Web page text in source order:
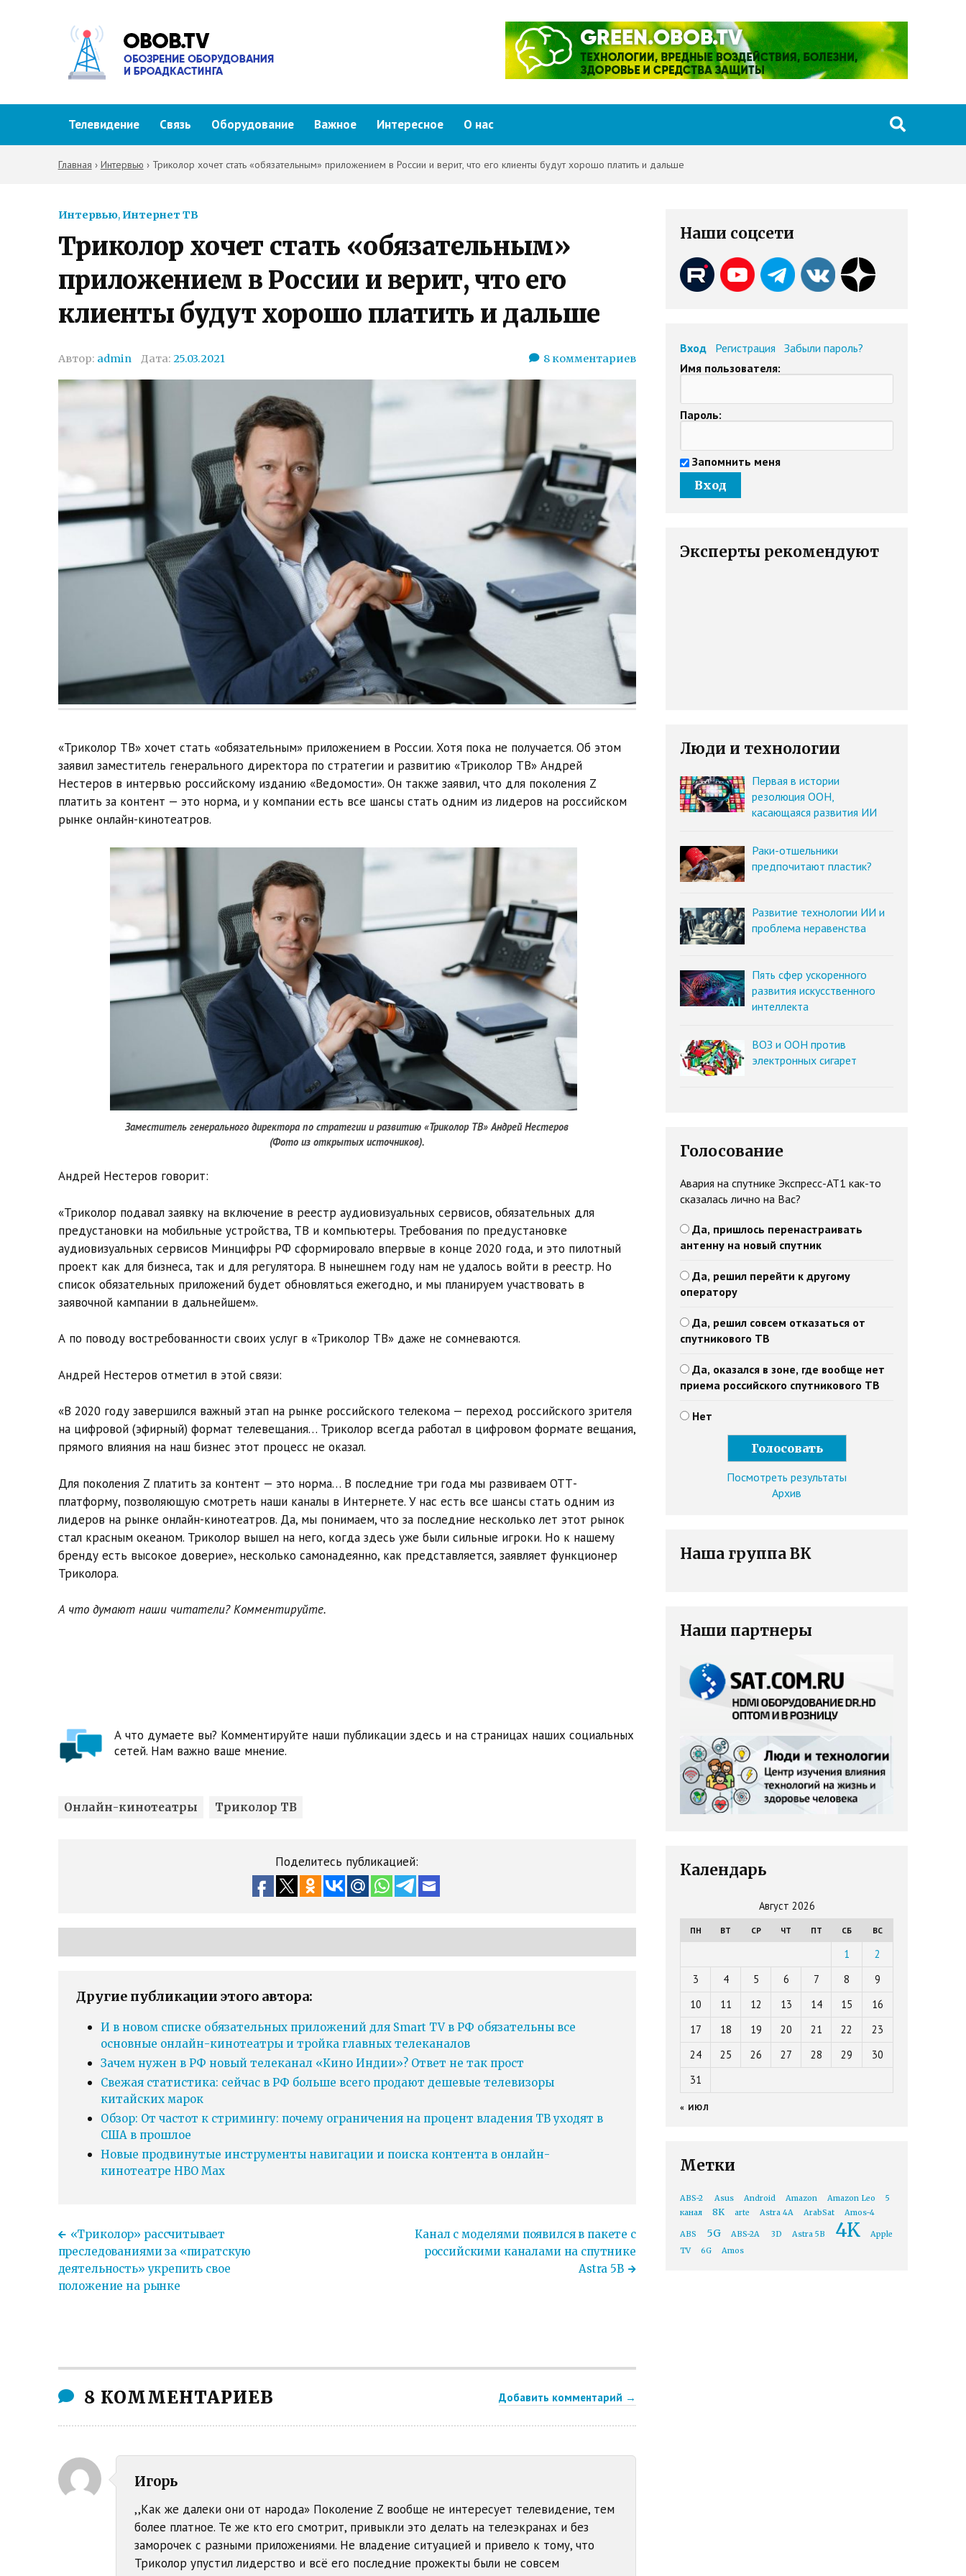
Телевидение Связь Оборудование Важное Интересное О нас
Главная › Интервью › Триколор хочет стать «обязательным» приложением в России и верит, что его клиенты будут хорошо платить и дальше
Интервью, Интернет ТВ
Триколор хочет стать «обязательным»
приложением в России и верит, что его
клиенты будут хорошо платить и дальше
Автор: admin Дата: 25.03.2021 8комментариев
«Триколор ТВ» хочет стать «обязательным» приложением в России. Хотя пока не получается. Об этом
заявил заместитель генерального директора по стратегии и развитию «Триколор ТВ» Андрей
Нестеров в интервью российскому изданию «Ведомости». Он также заявил, что для поколения Z
платить за контент — это норма, и у компании есть все шансы стать одним из лидеров на российском
рынке онлайн-кинотеатров.
Заместитель генерального директора по стратегии и развитию «Триколор ТВ» Андрей Нестеров
(Фото из открытых источников).
Андрей Нестеров говорит:
«Триколор подавал заявку на включение в реестр аудиовизуальных сервисов, обязательных для
предустановки на мобильные устройства, ТВ и компьютеры. Требования по предустановке
аудиовизуальных сервисов Минцифры РФ сформировало впервые в конце 2020 года, и это пилотный
проект как для бизнеса, так и для регулятора. В нынешнем году нам не удалось войти в реестр. Но
список обязательных приложений будет обновляться ежегодно, и мы планируем участвовать в
заявочной кампании в дальнейшем».
А по поводу востребованности своих услуг в «Триколор ТВ» даже не сомневаются.
Андрей Нестеров отметил в этой связи:
«В 2020 году завершился важный этап на рынке российского телекома — переход российского зрителя
на цифровой (эфирный) формат телевещания… Триколор всегда работал в цифровом формате вещания,
прямого влияния на наш бизнес этот процесс не оказал.
Для поколения Z платить за контент — это норма… В последние три года мы развиваем ОТТ-
платформу, позволяющую смотреть наши каналы в Интернете. У нас есть все шансы стать одним из
лидеров на рынке онлайн-кинотеатров. Да, мы понимаем, что за последние несколько лет этот рынок
стал красным океаном. Триколор вышел на него, когда здесь уже были сильные игроки. Но к нашему
бренду есть высокое доверие», несколько самонадеянно, как представляется, заявляет функционер
Триколора.
А что думают наши читатели? Комментируйте.
А что думаете вы? Комментируйте наши публикации здесь и на страницах наших социальных
сетей. Нам важно ваше мнение.
Онлайн-кинотеатры Триколор ТВ
Поделитесь публикацией:
Другие публикации этого автора:
И в новом списке обязательных приложений для Smart TV в РФ обязательны все
основные онлайн-кинотеатры и тройка главных телеканалов
Зачем нужен в РФ новый телеканал «Кино Индии»? Ответ не так прост
Свежая статистика: сейчас в РФ больше всего продают дешевые телевизоры
китайских марок
Обзор: От частот к стримингу: почему ограничения на процент владения ТВ уходят в
США в прошлое
Новые продвинутые инструменты навигации и поиска контента в онлайн-
кинотеатре HBO Max
«Триколор» рассчитывает
преследованиями за «пиратскую
деятельность» укрепить свое
положение на рынке
Канал с моделями появился в пакете с
российскими каналами на спутнике
Astra 5B
8 КОММЕНТАРИЕВ Добавить комментарий →
Игорь
,,Как же далеки они от народа» Поколение Z вообще не интересует телевидение, тем
более платное. Те же кто его смотрит, привыкли это делать на телеэкранах и без
заморочек с разными приложениями. Не владение ситуацией и привело к тому, что
Триколор упустил лидерство и всё его последние прожекты были не совсем
Наши соцсети
Вход Регистрация
Забыли пароль?
Имя пользователя:
Пароль:
Запомнить меня
Эксперты рекомендуют
Люди и технологии
Первая в истории
резолюция ООН,
касающаяся развития ИИ
Раки-отшельники
предпочитают пластик?
Развитие технологии ИИ и
проблема неравенства
Пять сфер ускоренного
развития искусственного
интеллекта
ВОЗ и ООН против
электронных сигарет
Голосование
Авария на спутнике Экспресс-АТ1 как-то
сказалась лично на Вас?
Да, пришлось перенастраивать
антенну на новый спутник
Да, решил перейти к другому
оператору
Да, решил совсем отказаться от
спутникового ТВ
Да, оказался в зоне, где вообще нет
приема российского спутникового ТВ
Нет
Посмотреть результаты
Архив
Наша группа ВК
Наши партнеры
Календарь
Август 2026
ПН ВТ СР ЧТ ПТ СБ ВС
1
2
3
4 5 6 7 8
9
10
11 12 13 14 15
16
17
18 19 20 21 22
23
24
25 26 27 28 29
30
31
« ИЮЛ
Метки
ABS-2 Asus Android Amazon Amazon Leo
5
канал
8K arte Astra 4A ArabSat Amos-4
ABS 5G ABS-2A 3D Astra 5B 4K
Apple
TV
6G Amos